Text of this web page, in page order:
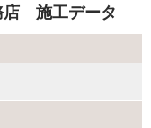
店 施工データ